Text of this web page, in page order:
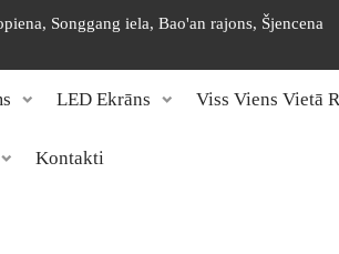
Songgang iela, Bao'an rajons, Šjencena
LED Ekrāns Viss Viens Vietā
Kontakti